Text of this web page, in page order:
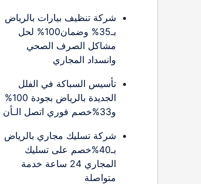
شركة تنظيف بيارات بالرياض
بـ35% وضمان100% لحل
مشاكل الصرف الصحي
وانسداد المجاري
تأسيس السباكة في الفلل
الجديدة بالرياض بجودة 100%
و33%خصم فوري اتصل الـأن
شركة تسليك مجاري بالرياض
بـ40%خصم على تسليك
المجاري 24 ساعة خدمة
متواصلة